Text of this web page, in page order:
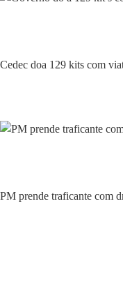
Cedec doa 129 kits com
PM prende traficante com